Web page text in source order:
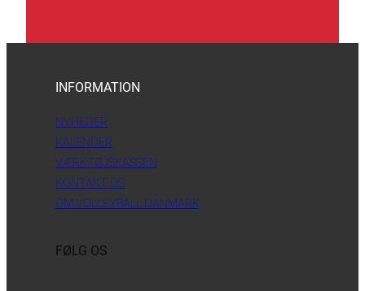
INFORMATION
NYHEDER
KALENDER
VÆRKTØJSKASSEN
KONTAKT OS
OM VOLLEYBALL DANMARK
FØLG OS